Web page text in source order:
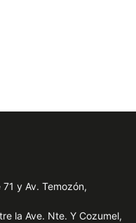
y Av. Temozón,
la Ave. Nte. Y Cozumel,